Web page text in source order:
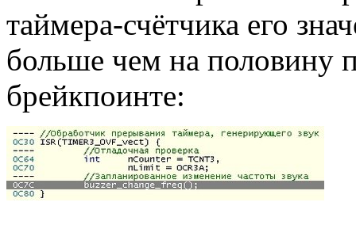
таймера-счётчика его
больше чем на половину
брейкпоинте: